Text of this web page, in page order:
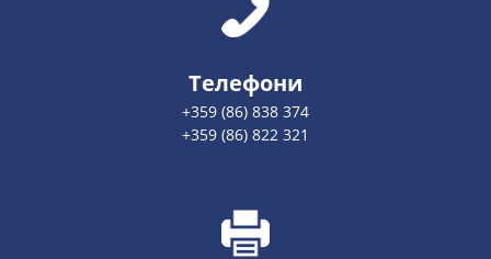
Телефони
+359 (86) 838 374
+359 (86) 822 321